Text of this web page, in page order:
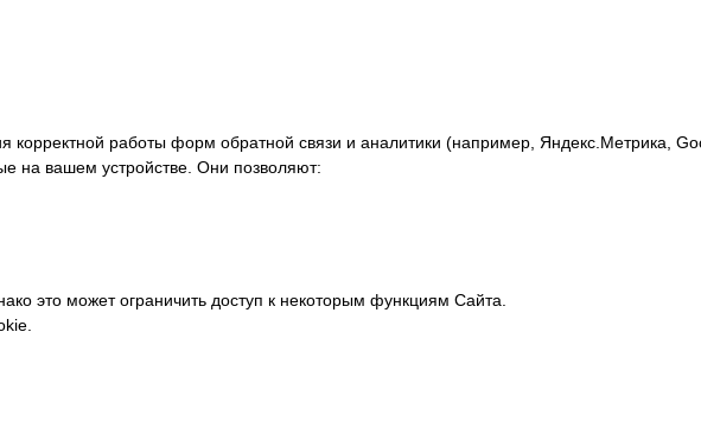
корректной работы форм обратной связи и аналитики (например, Яндекс.Метрика,
на вашем устройстве. Они позволяют:
это может ограничить доступ к некоторым функциям Сайта.